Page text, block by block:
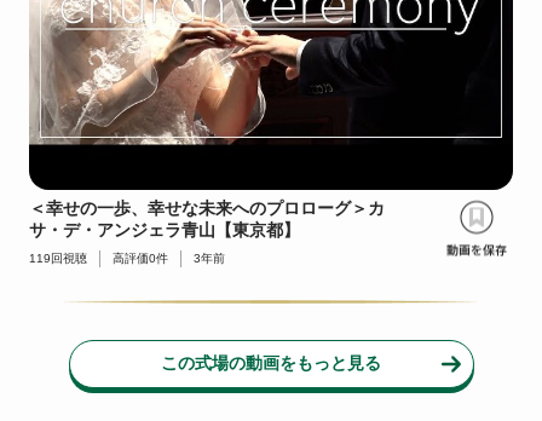
＜幸せの一歩、幸せな未来へのプロローグ＞カ
サ・デ・アンジェラ青山【東京都】
119 回視聴 高評価0件 3年前
この式場の動画をもっと見る